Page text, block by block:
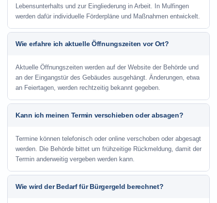
Lebensunterhalts und zur Eingliederung in Arbeit. In Mulfingen
werden dafür individuelle Förderpläne und Maßnahmen entwickelt.
Wie erfahre ich aktuelle Öffnungszeiten vor Ort?
Aktuelle Öffnungszeiten werden auf der Website der Behörde und
an der Eingangstür des Gebäudes ausgehängt. Änderungen, etwa
an Feiertagen, werden rechtzeitig bekannt gegeben.
Kann ich meinen Termin verschieben oder absagen?
Termine können telefonisch oder online verschoben oder abgesagt
werden. Die Behörde bittet um frühzeitige Rückmeldung, damit der
Termin anderweitig vergeben werden kann.
Wie wird der Bedarf für Bürgergeld berechnet?